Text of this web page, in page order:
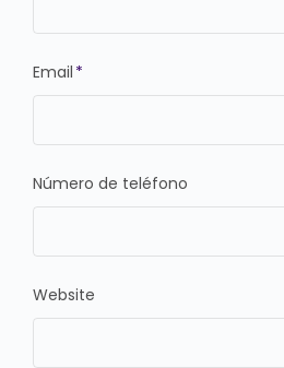
Email *
Número de teléfono
Website